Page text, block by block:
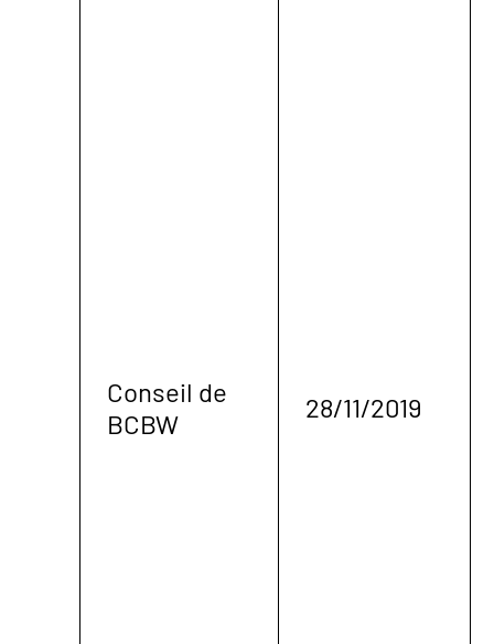
Conseil de
BCBW
28/11/2019